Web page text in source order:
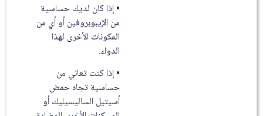
• إذا كان لديك حساسية
من الإيبوبروفين أو أي من
المكونات الأخرى لهذا
الدواء.
• إذا كنت تعاني من
حساسية تجاه حمض
أسيتيل الساليسيليك أو